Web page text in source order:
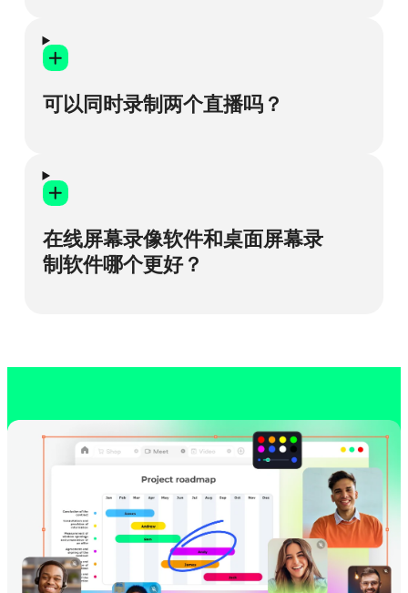
戏录制软件，借助它，您可以一键捕捉和直
播玩游戏的过程。
您可以同时进行直播和录制，将摄像头图像
能，可以用于高级游戏录制！
了解详情
是的，当然。如果您有任何问题，可以随时
联系我们的
于如何使用 Screen Recorder 的详细说明。
可以同时录制两个直播吗？
可以，Movavi 屏幕录制软件支持同时录制多
个直播。您可以捕捉计算机屏幕、摄像头和
音频。
在线屏幕录像软件和桌面屏幕录
制软件哪个更好？
面应用程序，这取决于您的需求。Movavi
而在线录制软件则方便快速完成任务，但可
能存在安全风险、功能有限且录制质量较差